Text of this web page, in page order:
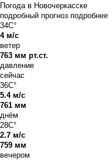
Погода в Новочеркасске
подробный прогноз подробнее
34C°
4 м/с
ветер
763 мм рт.ст.
давление
сейчас
36C°
5.4 м/с
761 мм
днём
28C°
2.7 м/с
759 мм
вечером